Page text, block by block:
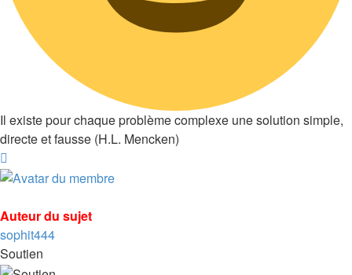
Il existe pour chaque problème complexe une solution simple,
directe et fausse (H.L. Mencken)
Auteur du sujet
sophit444
Soutien